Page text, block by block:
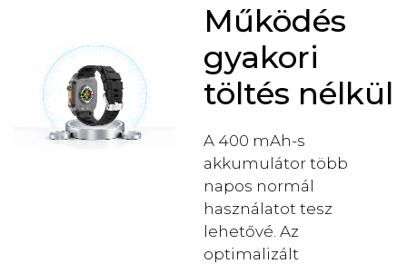
Működés
gyakori
töltés nélkül
A 400 mAh-s
akkumulátor több
napos normál
használatot tesz
lehetővé. Az
optimalizált